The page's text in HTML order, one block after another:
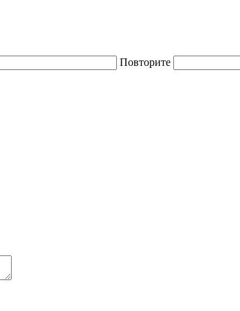
Повторите